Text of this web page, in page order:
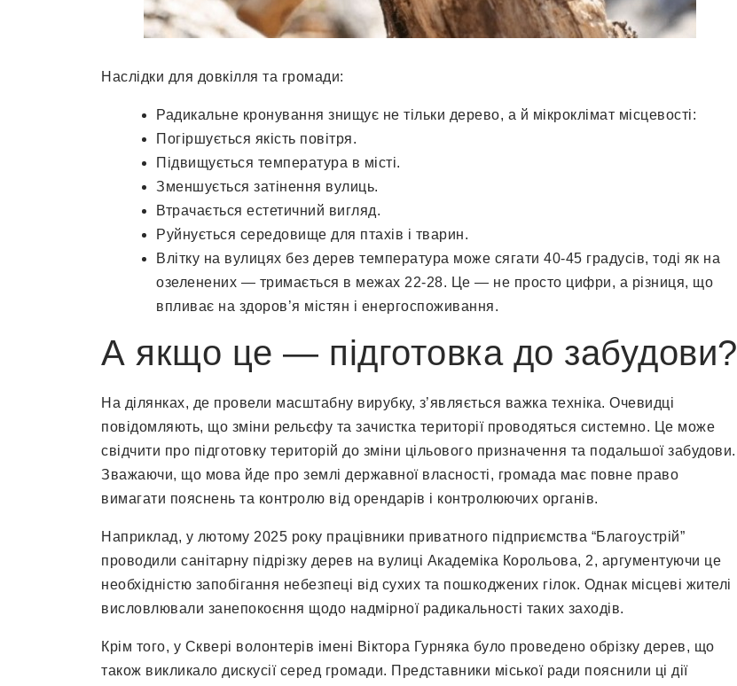
Наслідки для довкілля та громади:
Радикальне кронування знищує не тільки дерево, а й мікроклімат місцевості:
Погіршується якість повітря.
Підвищується температура в місті.
Зменшується затінення вулиць.
Втрачається естетичний вигляд.
Руйнується середовище для птахів і тварин.
Влітку на вулицях без дерев температура може сягати 40-45 градусів, тоді як на
озеленених — тримається в межах 22-28. Це — не просто цифри, а різниця, що
впливає на здоров’я містян і енергоспоживання.
А якщо це — підготовка до забудови?
На ділянках, де провели масштабну вирубку, з’являється важка техніка. Очевидці
повідомляють, що зміни рельєфу та зачистка території проводяться системно. Це може
свідчити про підготовку територій до зміни цільового призначення та подальшої забудови.
Зважаючи, що мова йде про землі державної власності, громада має повне право
вимагати пояснень та контролю від орендарів і контролюючих органів.
Наприклад, у лютому 2025 року працівники приватного підприємства “Благоустрій”
проводили санітарну підрізку дерев на вулиці Академіка Корольова, 2, аргументуючи це
необхідністю запобігання небезпеці від сухих та пошкоджених гілок. Однак місцеві жителі
висловлювали занепокоєння щодо надмірної радикальності таких заходів.
Крім того, у Сквері волонтерів імені Віктора Гурняка було проведено обрізку дерев, що
також викликало дискусії серед громади. Представники міської ради пояснили ці дії